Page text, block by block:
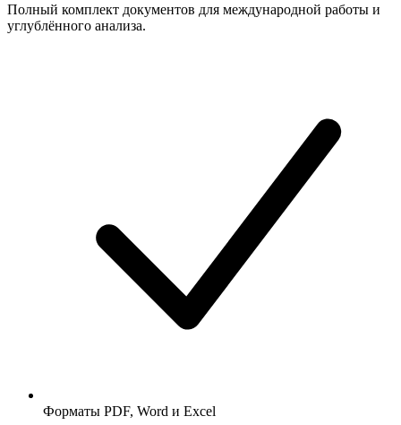
Полный комплект документов для международной работы и
углублённого анализа.
Форматы PDF, Word и Excel